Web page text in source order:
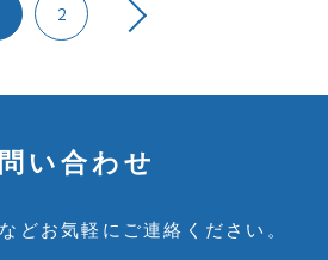
2
い合わせ
どお気軽にご連絡ください。